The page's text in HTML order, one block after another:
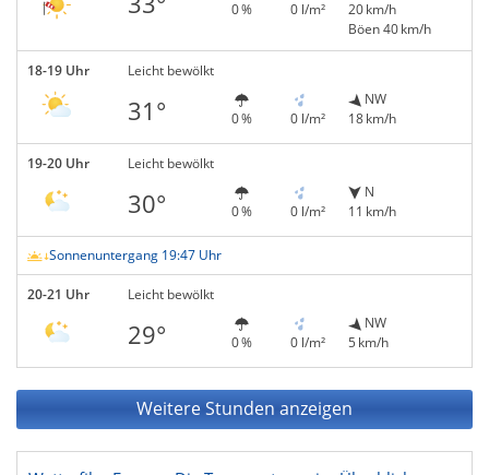
0 % 0 l/m²
20 km/h
Böen 40 km/h
18-19 Uhr Leicht bewölkt
31° 0 % 0 l/m²
NW
18 km/h
19-20 Uhr Leicht bewölkt
30° 0 % 0 l/m²
N
11 km/h
Sonnenuntergang 19:47 Uhr
20-21 Uhr Leicht bewölkt
29° 0 % 0 l/m²
NW
5 km/h
Weitere Stunden anzeigen